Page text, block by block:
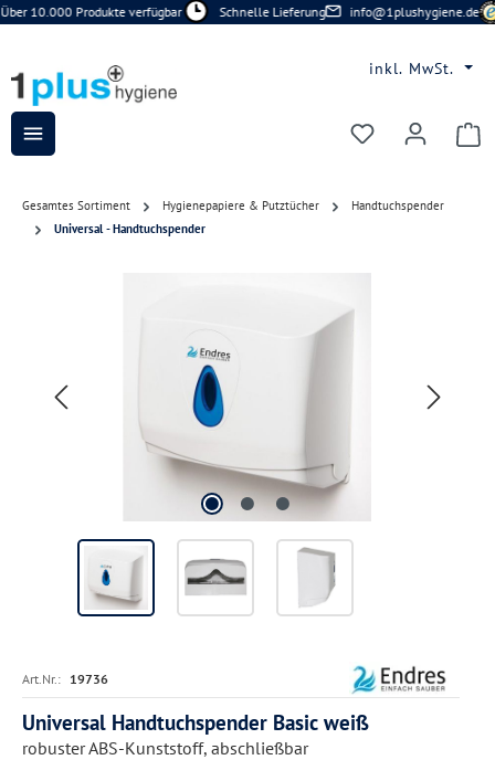
Zum Hauptinhalt springen
10.000 Produkte verfügbar Schnelle Lieferung info@1plushygiene.de
inkl. MwSt.
Du hast 0
Gesamtes Sortiment Hygienepapiere & Putztücher
Handtuchspender
Universal - Handtuchspender
Art.Nr.: 19736
Universal Handtuchspender Basic weiß
robuster ABS-Kunststoff, abschließbar